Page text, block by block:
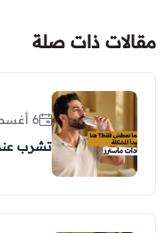
مقالات ذات صلة
6 أغسطس 2026
تشرب